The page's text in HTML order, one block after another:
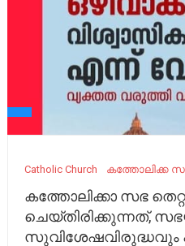
Catholic Church കത്തോലിക്ക
കത്തോലിക്കാ സഭ
ചെയ്തിരിക്കുന്നത്,
സുവിശേഷവിരുദ്ധവും